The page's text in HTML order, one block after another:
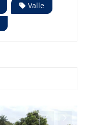
Valle